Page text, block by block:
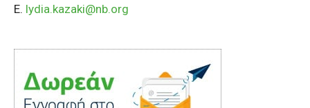
E. lydia.kazaki@nb.org